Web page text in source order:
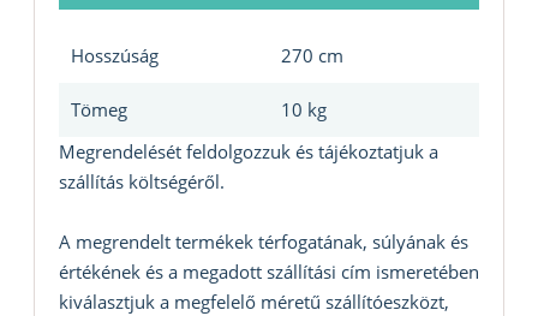
Hosszúság 270 cm
Tömeg
10 kg
Megrendelését feldolgozzuk és tájékoztatjuk a
szállítás költségéről.
A megrendelt termékek térfogatának, súlyának és
értékének és a megadott szállítási cím ismeretében
kiválasztjuk a megfelelő méretű szállítóeszközt,